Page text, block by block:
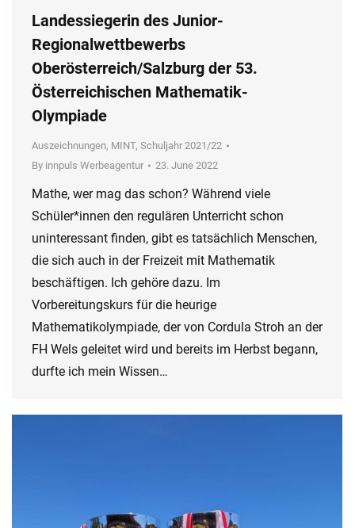
Landessiegerin des Junior-
Regionalwettbewerbs
Oberösterreich/Salzburg der 53.
Österreichischen Mathematik-
Olympiade
Auszeichnungen, MINT, Schuljahr 2021/22
By innpuls Werbeagentur 23. June 2022
Mathe, wer mag das schon? Während viele
Schüler*innen den regulären Unterricht schon
uninteressant finden, gibt es tatsächlich Menschen,
die sich auch in der Freizeit mit Mathematik
beschäftigen. Ich gehöre dazu. Im
Vorbereitungskurs für die heurige
Mathematikolympiade, der von Cordula Stroh an der
FH Wels geleitet wird und bereits im Herbst begann,
durfte ich mein Wissen…